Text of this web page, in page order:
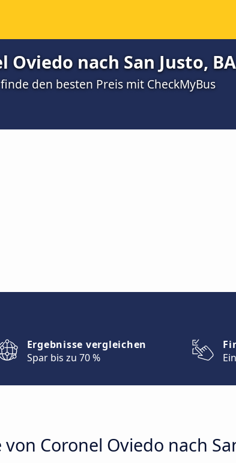
nach San Justo,
den besten Preis mit CheckMyBus
Ergebnisse vergleichen
Spar bis zu 70 %
Coronel Oviedo nach